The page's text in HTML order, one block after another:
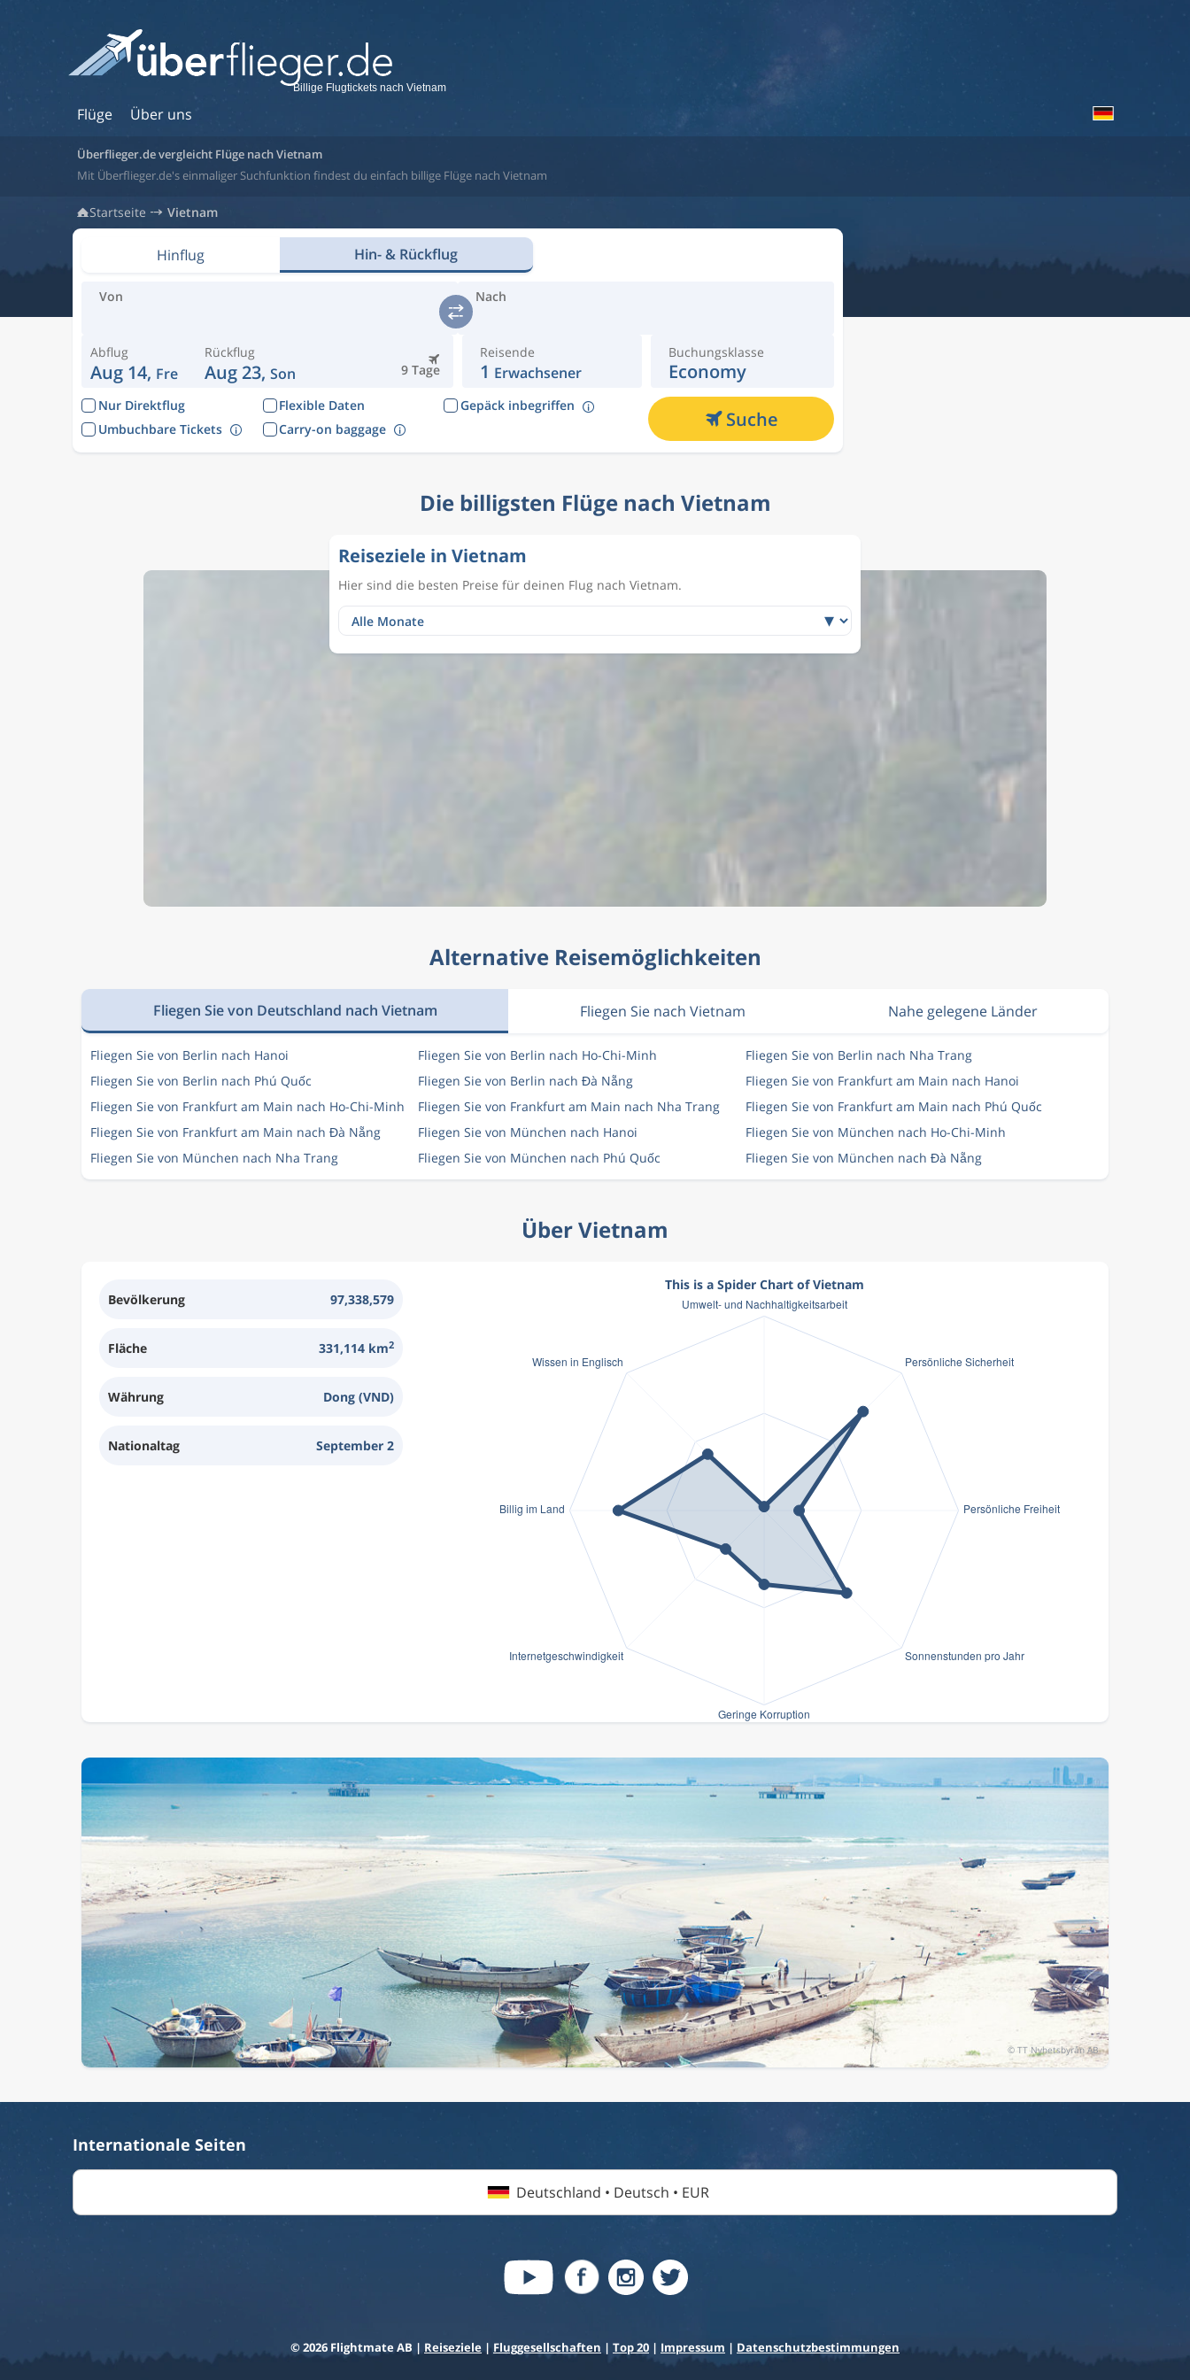
Flüge Über uns
Billige Flugtickets nach Vietnam
Überflieger.de vergleicht Flüge nach Vietnam
Mit Überflieger.de's einmaliger Suchfunktion findest du einfach billige Flüge nach Vietnam
Startseite Vietnam
Hinflug Hin- & Rückflug
Von Nach
Abflug
Aug 14, Fre 9 Tage
Rückflug
Aug 23, Son
Reisende
1 Erwachsener
Buchungsklasse
Economy
Nur Direktflug Flexible Daten
Gepäck inbegriffen
Umbuchbare Tickets
Carry-on baggage Suche
Die billigsten Flüge nach Vietnam
Reiseziele in Vietnam
Hier sind die besten Preise für deinen Flug nach Vietnam.
Alternative Reisemöglichkeiten
Fliegen Sie von Deutschland nach Vietnam Fliegen Sie nach Vietnam Nahe gelegene Länder
Fliegen Sie von Berlin nach Hanoi Fliegen Sie von Berlin nach Ho-Chi-Minh
Fliegen Sie von Berlin nach Nha Trang
Fliegen Sie von Berlin nach Phú Quốc
Fliegen Sie von Berlin nach Đà Nẵng
Fliegen Sie von Frankfurt am Main nach Hanoi
Fliegen Sie von Frankfurt am Main nach Ho-Chi-Minh
Fliegen Sie von Frankfurt am Main nach Nha Trang
Fliegen Sie von Frankfurt am Main nach Phú Quốc
Fliegen Sie von Frankfurt am Main nach Đà Nẵng
Fliegen Sie von München nach Hanoi
Fliegen Sie von München nach Ho-Chi-Minh
Fliegen Sie von München nach Nha Trang
Fliegen Sie von München nach Phú Quốc Fliegen Sie von München nach Đà Nẵng
Über Vietnam
Bevölkerung 97,338,579
Fläche 331,114 km2
Währung Dong (VND)
Nationaltag September 2
This is a Spider Chart of Vietnam
Internationale Seiten
Deutschland • Deutsch • EUR
© 2026 Flightmate AB | Reiseziele |Fluggesellschaften | Top 20 | Impressum | Datenschutzbestimmungen